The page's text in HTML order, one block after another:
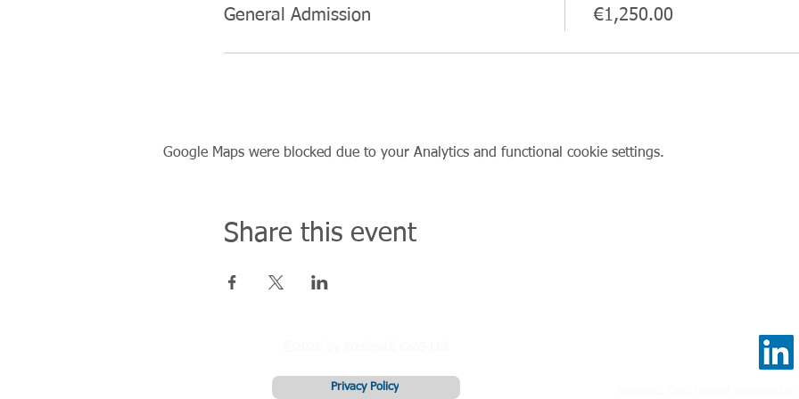
General Admission €1,250.00
Google Maps were blocked due to your Analytics and functional cookie settings.
Share this event
Privacy Policy